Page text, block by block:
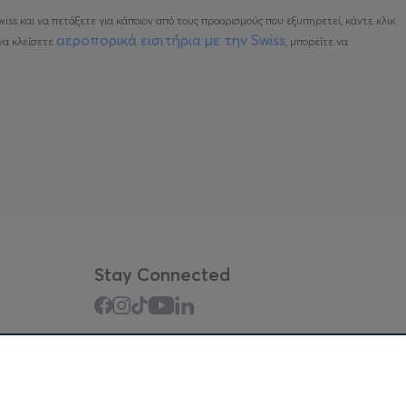
και να πετάξετε για κάποιον από τους προορισμούς που εξυπηρετεί, κάντε κλικ
κλείσετε αεροπορικά εισιτήρια με την Swiss, μπορείτε να
Stay Connected